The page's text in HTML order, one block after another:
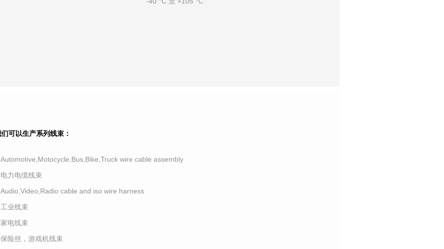
可以生产系列线束：
wire cable assembly
力电缆线束
cable and iso wire harness
业线束
电线束
险丝，游戏机线束